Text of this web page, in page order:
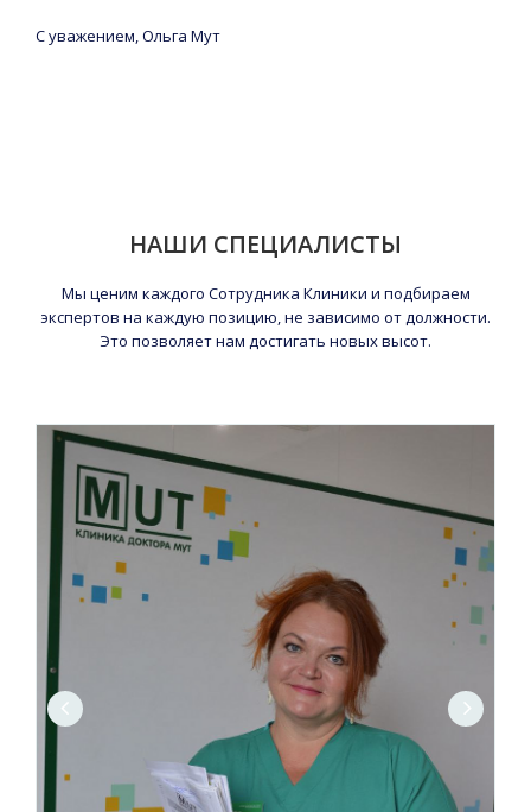
С уважением, Ольга Мут
НАШИ СПЕЦИАЛИСТЫ
Мы ценим каждого Сотрудника Клиники и подбираем
экспертов на каждую позицию, не зависимо от должности.
Это позволяет нам достигать новых высот.